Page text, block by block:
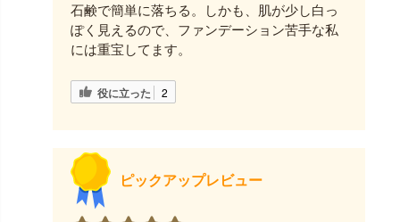
石鹸で簡単に落ちる。しかも、肌が少し白っ
ぽく見えるので、ファンデーション苦手な私
には重宝してます。
役に立った 2
ピックアップレビュー